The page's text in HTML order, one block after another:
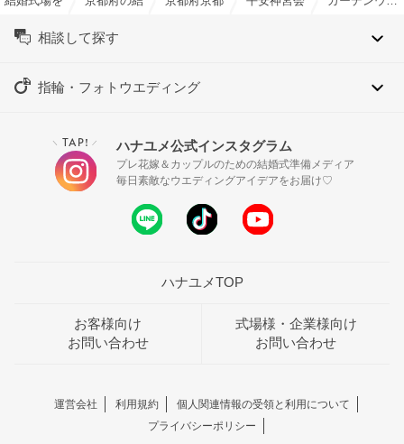
相談して探す
指輪・フォトウエディング
＼ TAP! ／ ハナユメ公式インスタグラム
プレ花嫁＆カップルのための結婚式準備メディア
毎日素敵なウエディングアイデアをお届け♡
ハナユメTOP
お客様向け
お問い合わせ
式場様・企業様向け
お問い合わせ
運営会社 利用規約
個人関連情報の受領と利用について
プライバシーポリシー